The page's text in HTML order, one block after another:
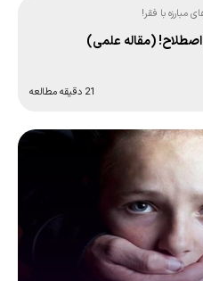
مبارزه با فقر!
(مقاله علمی)
21 دقیقه مطالعه